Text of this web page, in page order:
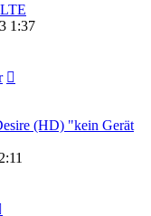
1:37
(HD) "kein Gerät